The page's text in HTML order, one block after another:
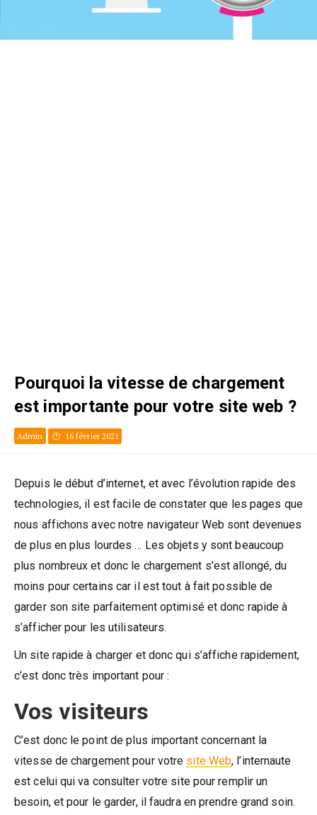
Pourquoi la vitesse de chargement
est importante pour votre site web ?
Admin 16 février 2021
Depuis le début d’internet, et avec l’évolution rapide des
technologies, il est facile de constater que les pages que
nous affichons avec notre navigateur Web sont devenues
de plus en plus lourdes … Les objets y sont beaucoup
plus nombreux et donc le chargement s’est allongé, du
moins pour certains car il est tout à fait possible de
garder son site parfaitement optimisé et donc rapide à
s’afficher pour les utilisateurs.
Un site rapide à charger et donc qui s’affiche rapidement,
c’est donc très important pour :
Vos visiteurs
C’est donc le point de plus important concernant la
vitesse de chargement pour votre site Web, l’internaute
est celui qui va consulter votre site pour remplir un
besoin, et pour le garder, il faudra en prendre grand soin.